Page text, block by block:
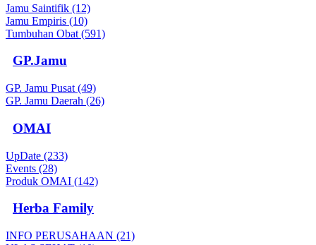
Jamu Saintifik (12)
Jamu Empiris (10)
Tumbuhan Obat (591)
GP.Jamu
GP. Jamu Pusat (49)
GP. Jamu Daerah (26)
OMAI
UpDate (233)
Events (28)
Produk OMAI (142)
Herba Family
INFO PERUSAHAAN (21)